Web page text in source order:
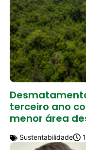
terceiro ano
menor área
Sustentabilidade